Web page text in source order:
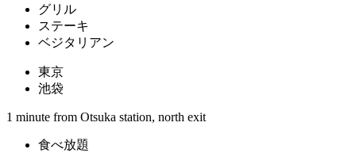
グリル
ステーキ
ベジタリアン
東京
池袋
1 minute from Otsuka station, north exit
食べ放題